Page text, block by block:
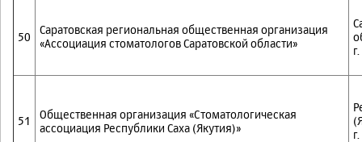
50
Саратовская региональная общественная организация
«Ассоциация стоматологов Саратовской области»
51
Общественная организация «Стоматологическая
ассоциация Республики Саха (Якутия)»